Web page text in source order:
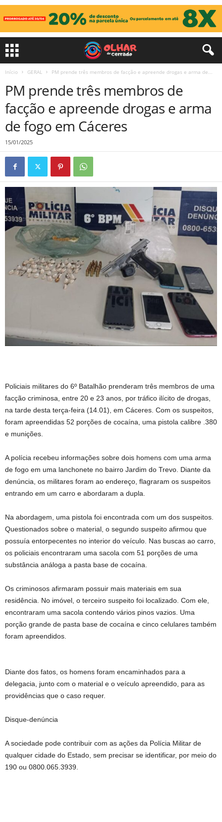
Início GERAL PM prende três membros de facção e apreende drogas e arma de...
PM prende três membros de
facção e apreende drogas e arma
de fogo em Cáceres
15/01/2025
Policiais militares do 6º Batalhão prenderam três membros de uma
facção criminosa, entre 20 e 23 anos, por tráfico ilícito de drogas,
na tarde desta terça-feira (14.01), em Cáceres. Com os suspeitos,
foram apreendidas 52 porções de cocaína, uma pistola calibre .380
e munições.
A polícia recebeu informações sobre dois homens com uma arma
de fogo em uma lanchonete no bairro Jardim do Trevo. Diante da
denúncia, os militares foram ao endereço, flagraram os suspeitos
entrando em um carro e abordaram a dupla.
Na abordagem, uma pistola foi encontrada com um dos suspeitos.
Questionados sobre o material, o segundo suspeito afirmou que
possuía entorpecentes no interior do veículo. Nas buscas ao carro,
os policiais encontraram uma sacola com 51 porções de uma
substância análoga a pasta base de cocaína.
Os criminosos afirmaram possuir mais materiais em sua
residência. No imóvel, o terceiro suspeito foi localizado. Com ele,
encontraram uma sacola contendo vários pinos vazios. Uma
porção grande de pasta base de cocaína e cinco celulares também
foram apreendidos.
Diante dos fatos, os homens foram encaminhados para a
delegacia, junto com o material e o veículo apreendido, para as
providências que o caso requer.
Disque-denúncia
A sociedade pode contribuir com as ações da Polícia Militar de
qualquer cidade do Estado, sem precisar se identificar, por meio do
190 ou 0800.065.3939.